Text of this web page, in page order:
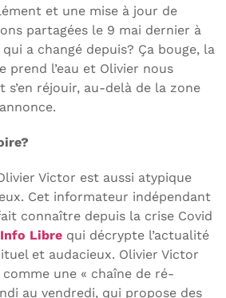
et une mise à jour de
partagées le 9 mai dernier à
a changé depuis? Ça bouge, la
prend l’eau et Olivier nous
s’en réjouir, au-delà de la zone
Victor est aussi atypique
Cet informateur indépendant
connaître depuis la crise Covid
Info Libre qui décrypte l’actualité
et audacieux. Olivier Victor
une « chaîne de ré-
au vendredi, qui propose des